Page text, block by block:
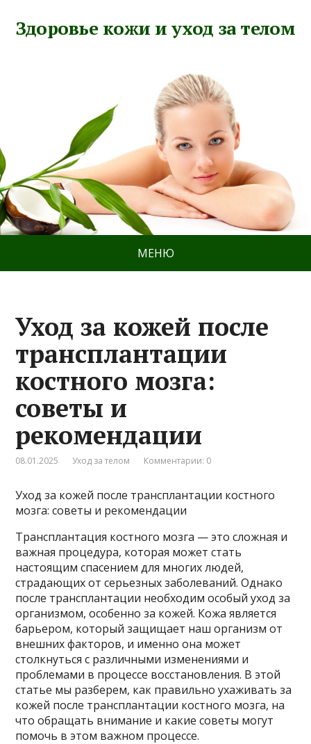
Здоровье кожи и уход за телом
МЕНЮ
Уход за кожей после
трансплантации
костного мозга:
советы и
рекомендации
08.01.2025 Уход за телом Комментарии: 0
Уход за кожей после трансплантации костного
мозга: советы и рекомендации
Трансплантация костного мозга — это сложная и
важная процедура, которая может стать
настоящим спасением для многих людей,
страдающих от серьезных заболеваний. Однако
после трансплантации необходим особый уход за
организмом, особенно за кожей. Кожа является
барьером, который защищает наш организм от
внешних факторов, и именно она может
столкнуться с различными изменениями и
проблемами в процессе восстановления. В этой
статье мы разберем, как правильно ухаживать за
кожей после трансплантации костного мозга, на
что обращать внимание и какие советы могут
помочь в этом важном процессе.